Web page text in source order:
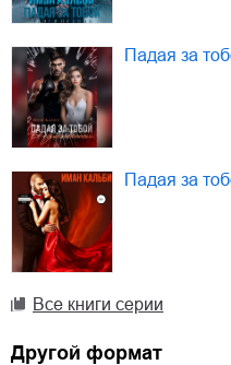
Падая за
Падая за
Все книги серии
Другой формат